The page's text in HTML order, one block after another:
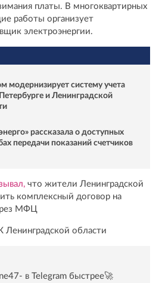
платы. В многоквартирных
работы организует
электроэнергии.
модернизирует систему учета
Петербурге и Ленинградской
рассказала о доступных
передачи показаний счетчиков
что жители Ленинградской
комплексный договор на
МФЦ
области
в Telegram быстрее🚀